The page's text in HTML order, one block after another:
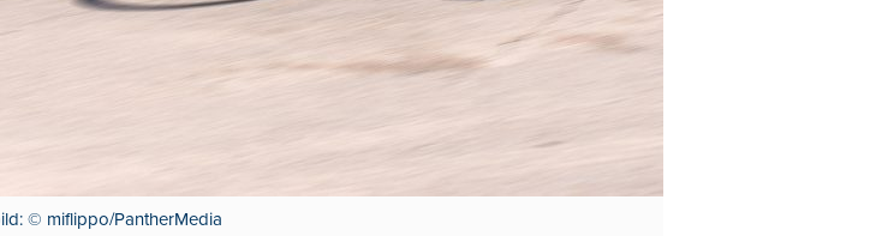
© miflippo/PantherMedia